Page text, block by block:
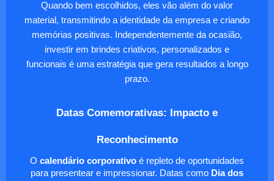
Quando bem escolhidos, eles vão além do valor
material, transmitindo a identidade da empresa e criando
memórias positivas. Independentemente da ocasião,
investir em brindes criativos, personalizados e
funcionais é uma estratégia que gera resultados a longo
prazo.
Datas Comemorativas: Impacto e
Reconhecimento
O calendário corporativo é repleto de oportunidades
para presentear e impressionar. Datas como Dia dos